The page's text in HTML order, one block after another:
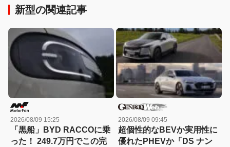
新型の関連記事
2026/08/09 15:25
「黒船」BYD RACCOに乗
った！ 249.7万円でこの完
2026/08/09 09:45
超個性的なBEVか実用性に
優れたPHEVか「DS ナン